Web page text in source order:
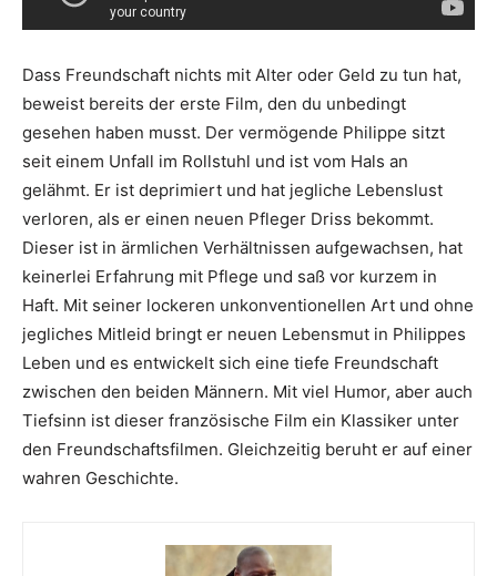
Dass Freundschaft nichts mit Alter oder Geld zu tun hat,
beweist bereits der erste Film, den du unbedingt
gesehen haben musst. Der vermögende Philippe sitzt
seit einem Unfall im Rollstuhl und ist vom Hals an
gelähmt. Er ist deprimiert und hat jegliche Lebenslust
verloren, als er einen neuen Pfleger Driss bekommt.
Dieser ist in ärmlichen Verhältnissen aufgewachsen, hat
keinerlei Erfahrung mit Pflege und saß vor kurzem in
Haft. Mit seiner lockeren unkonventionellen Art und ohne
jegliches Mitleid bringt er neuen Lebensmut in Philippes
Leben und es entwickelt sich eine tiefe Freundschaft
zwischen den beiden Männern. Mit viel Humor, aber auch
Tiefsinn ist dieser französische Film ein Klassiker unter
den Freundschaftsfilmen. Gleichzeitig beruht er auf einer
wahren Geschichte.